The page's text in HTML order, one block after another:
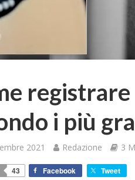
i più
2021 Redazione 3
43 Facebook Tweet